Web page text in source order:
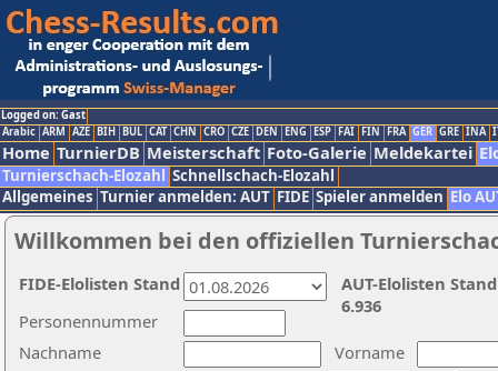
Logged on: Gast
Arabic ARM AZE BIH BUL CAT CHN CRO CZE DEN ENG ESP FAI FIN FRA GER GRE INA
Home TurnierDB Meisterschaft Foto-Galerie Meldekartei
Turnierschach-Elozahl Schnellschach-Elozahl
Allgemeines Turnier anmelden: AUT FIDE Spieler anmelden Elo
Willkommen bei den offiziellen
Nachname
Vorname
Personennummer
AUT-Elolisten
6.936
FIDE-Elolisten Stand